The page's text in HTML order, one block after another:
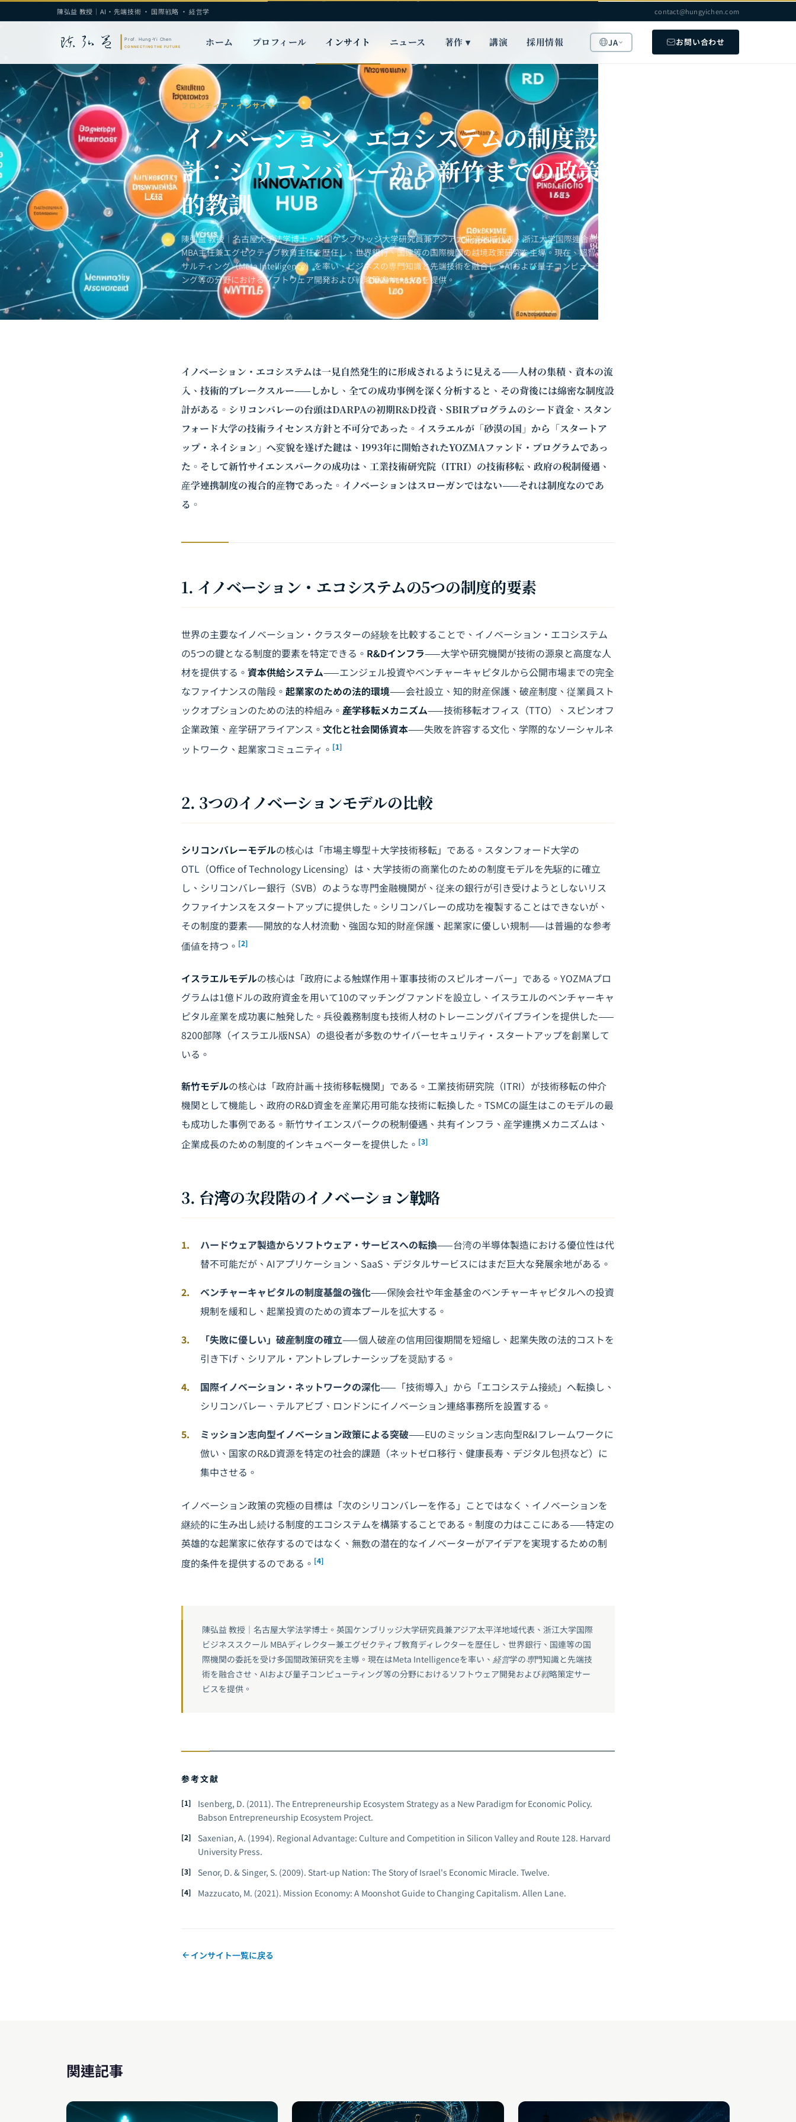
陳弘益 教授｜AI・先端技術 · 国際戦略 · 経営学 contact@hungyichen.com
ホーム プロフィール インサイト ニュース 著作 ▾ 講演 採用情報 JA お問い合わせ
フロンティア・インサイト
イノベーション・エコシステムの制度設
計：シリコンバレーから新竹までの政策
的教訓
陳弘益 教授｜名古屋大学法学博士。英国ケンブリッジ大学研究員兼アジア太平洋地域代表、浙江大学国際連合商学院
MBA主任兼エグゼクティブ教育主任を歴任し、世界銀行、国連等の国際機関の越境政策研究を主導。現在、超智コン
サルティング（Meta Intelligence）を率い、ビジネスの専門知識と先端技術を融合し、AIおよび量子コンピューティ
ング等の分野におけるソフトウェア開発および戦略策定サービスを提供。
イノベーション・エコシステムは一見自然発生的に形成されるように見える——人材の集積、資本の流
入、技術的ブレークスルー——しかし、全ての成功事例を深く分析すると、その背後には綿密な制度設
計がある。シリコンバレーの台頭はDARPAの初期R&D投資、SBIRプログラムのシード資金、スタン
フォード大学の技術ライセンス方針と不可分であった。イスラエルが「砂漠の国」から「スタートア
ップ・ネイション」へ変貌を遂げた鍵は、1993年に開始されたYOZMAファンド・プログラムであっ
た。そして新竹サイエンスパークの成功は、工業技術研究院（ITRI）の技術移転、政府の税制優遇、
産学連携制度の複合的産物であった。イノベーションはスローガンではない——それは制度なのであ
る。
1. イノベーション・エコシステムの5つの制度的要素
世界の主要なイノベーション・クラスターの経験を比較することで、イノベーション・エコシステム
の5つの鍵となる制度的要素を特定できる。 R&Dインフラ——大学や研究機関が技術の源泉と高度な人
材を提供する。 資本供給システム——エンジェル投資やベンチャーキャピタルから公開市場までの完全
なファイナンスの階段。 起業家のための法的環境——会社設立、知的財産保護、破産制度、従業員スト
ックオプションのための法的枠組み。 産学移転メカニズム——技術移転オフィス（TTO）、スピンオフ
企業政策、産学研アライアンス。 文化と社会関係資本——失敗を許容する文化、学際的なソーシャルネ
ットワーク、起業家コミュニティ。 [1]
2. 3つのイノベーションモデルの比較
シリコンバレーモデルの核心は「市場主導型＋大学技術移転」である。スタンフォード大学の
OTL（Office of Technology Licensing）は、大学技術の商業化のための制度モデルを先駆的に確立
し、シリコンバレー銀行（SVB）のような専門金融機関が、従来の銀行が引き受けようとしないリス
クファイナンスをスタートアップに提供した。シリコンバレーの成功を複製することはできないが、
その制度的要素——開放的な人材流動、強固な知的財産保護、起業家に優しい規制——は普遍的な参考
価値を持つ。 [2]
イスラエルモデルの核心は「政府による触媒作用＋軍事技術のスピルオーバー」である。YOZMAプロ
グラムは1億ドルの政府資金を用いて10のマッチングファンドを設立し、イスラエルのベンチャーキャ
ピタル産業を成功裏に触発した。兵役義務制度も技術人材のトレーニングパイプラインを提供した——
8200部隊（イスラエル版NSA）の退役者が多数のサイバーセキュリティ・スタートアップを創業して
いる。
新竹モデルの核心は「政府計画＋技術移転機関」である。工業技術研究院（ITRI）が技術移転の仲介
機関として機能し、政府のR&D資金を産業応用可能な技術に転換した。TSMCの誕生はこのモデルの最
も成功した事例である。新竹サイエンスパークの税制優遇、共有インフラ、産学連携メカニズムは、
企業成長のための制度的インキュベーターを提供した。 [3]
3. 台湾の次段階のイノベーション戦略
ハードウェア製造からソフトウェア・サービスへの転換——台湾の半導体製造における優位性は代
替不可能だが、AIアプリケーション、SaaS、デジタルサービスにはまだ巨大な発展余地がある。
ベンチャーキャピタルの制度基盤の強化——保険会社や年金基金のベンチャーキャピタルへの投資
規制を緩和し、起業投資のための資本プールを拡大する。
「失敗に優しい」破産制度の確立——個人破産の信用回復期間を短縮し、起業失敗の法的コストを
引き下げ、シリアル・アントレプレナーシップを奨励する。
国際イノベーション・ネットワークの深化——「技術導入」から「エコシステム接続」へ転換し、
シリコンバレー、テルアビブ、ロンドンにイノベーション連絡事務所を設置する。
ミッション志向型イノベーション政策による突破——EUのミッション志向型R&Iフレームワークに
倣い、国家のR&D資源を特定の社会的課題（ネットゼロ移行、健康長寿、デジタル包摂など）に
集中させる。
イノベーション政策の究極の目標は「次のシリコンバレーを作る」ことではなく、イノベーションを
継続的に生み出し続ける制度的エコシステムを構築することである。制度の力はここにある——特定の
英雄的な起業家に依存するのではなく、無数の潜在的なイノベーターがアイデアを実現するための制
度的条件を提供するのである。 [4]
陳弘益 教授｜名古屋大学法学博士。英国ケンブリッジ大学研究員兼アジア太平洋地域代表、浙江大学国際
ビジネススクール MBAディレクター兼エグゼクティブ教育ディレクターを歴任し、世界銀行、国連等の国
際機関の委託を受け多国間政策研究を主導。現在はMeta Intelligenceを率い、経営学の専門知識と先端技
術を融合させ、AIおよび量子コンピューティング等の分野におけるソフトウェア開発および戦略策定サー
ビスを提供。
参考文献
Isenberg, D. (2011). The Entrepreneurship Ecosystem Strategy as a New Paradigm for Economic Policy.
Babson Entrepreneurship Ecosystem Project.
Saxenian, A. (1994). Regional Advantage: Culture and Competition in Silicon Valley and Route 128. Harvard
University Press.
Senor, D. & Singer, S. (2009). Start-up Nation: The Story of Israel's Economic Miracle. Twelve.
Mazzucato, M. (2021). Mission Economy: A Moonshot Guide to Changing Capitalism. Allen Lane.
インサイト一覧に戻る
関連記事